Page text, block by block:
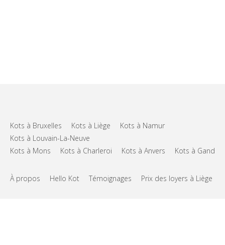
Kots à Bruxelles Kots à Liège
Kots à Namur
Kots à Louvain-La-Neuve
Kots à Mons
Kots à Charleroi Kots à Anvers Kots à Gand
À propos Hello Kot Témoignages Prix des loyers à Liège